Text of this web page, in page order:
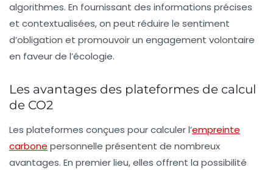
algorithmes. En fournissant des informations précises
et contextualisées, on peut réduire le sentiment
d’obligation et promouvoir un engagement volontaire
en faveur de l’écologie.
Les avantages des plateformes de calcul
de CO2
Les plateformes conçues pour calculer l’empreinte
carbone personnelle présentent de nombreux
avantages. En premier lieu, elles offrent la possibilité